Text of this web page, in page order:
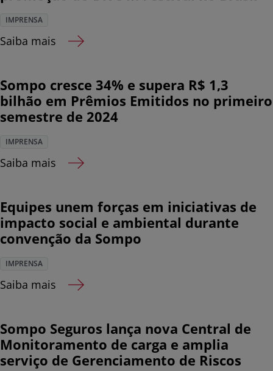
IMPRENSA
Saiba mais
Sompo cresce 34% e supera R$ 1,3
bilhão em Prêmios Emitidos no primeiro
semestre de 2024
IMPRENSA
Saiba mais
Equipes unem forças em iniciativas de
impacto social e ambiental durante
convenção da Sompo
IMPRENSA
Saiba mais
Sompo Seguros lança nova Central de
Monitoramento de carga e amplia
serviço de Gerenciamento de Riscos